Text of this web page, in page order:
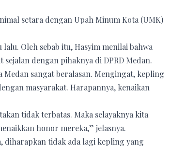
setara dengan Upah Minum Kota (UMK)
Oleh sebab itu, Hasyim menilai bahwa
dengan pihaknya di DPRD Medan.
sangat beralasan. Mengingat, kepling
masyarakat. Harapannya, kenaikan
tidak terbatas. Maka selayaknya kita
honor mereka,” jelasnya.
diharapkan tidak ada lagi kepling yang